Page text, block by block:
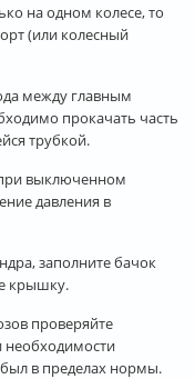
на одном колесе, то
(или колесный
между главным
прокачать часть
трубкой.
выключенном
давления в
заполните бачок
крышку.
проверяйте
необходимости
в пределах нормы.